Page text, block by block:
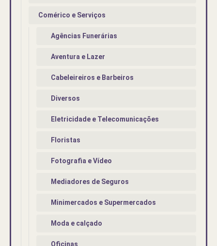
Comérico e Serviços
Agências Funerárias
Aventura e Lazer
Cabeleireiros e Barbeiros
Diversos
Eletricidade e Telecomunicações
Floristas
Fotografia e Vídeo
Mediadores de Seguros
Minimercados e Supermercados
Moda e calçado
Oficinas